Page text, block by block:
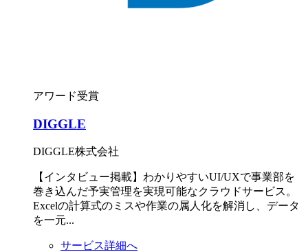
アワード受賞
DIGGLE
DIGGLE株式会社
【インタビュー掲載】わかりやすいUI/UXで事業部を
巻き込んだ予実管理を実現可能なクラウドサービス。
Excelの計算式のミスや作業の属人化を解消し、データ
を一元...
サービス詳細へ